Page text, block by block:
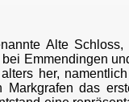
Alte
bei Emmendingen
her,
Markgrafen das